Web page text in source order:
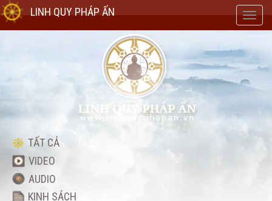
LINH QUY PHÁP ẤN
TẤT CẢ
VIDEO
AUDIO
KINH SÁCH